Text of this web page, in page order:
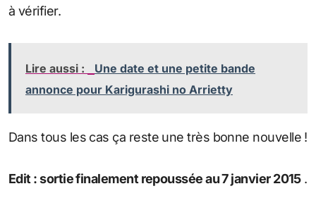
à vérifier.
Lire aussi :
Une date et une petite bande
annonce pour Karigurashi no Arrietty
Dans tous les cas ça reste une très bonne nouvelle !
Edit : sortie finalement repoussée au 7 janvier 2015.